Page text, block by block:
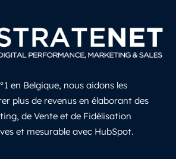
en Belgique, nous aidons les
plus de revenus en élaborant des
de Vente et de Fidélisation
et mesurable avec HubSpot.